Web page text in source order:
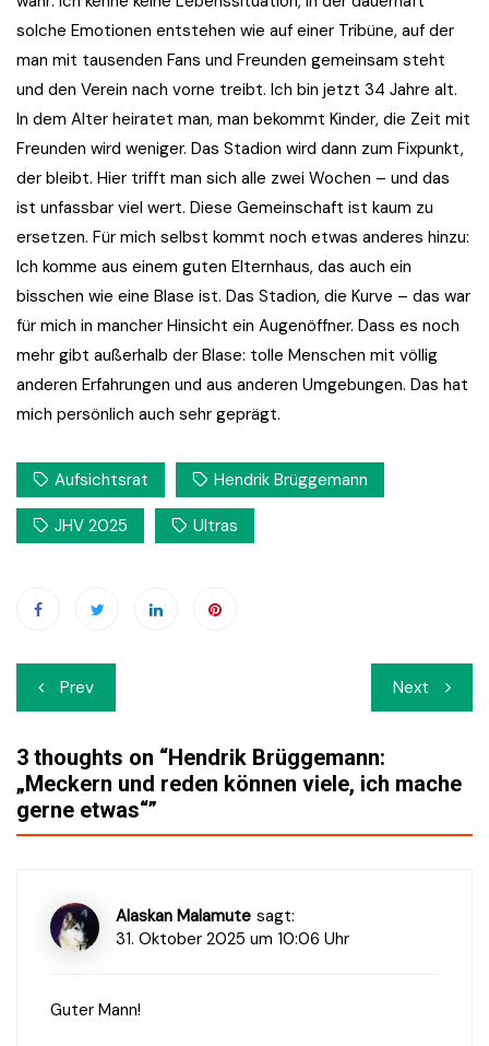
solche Emotionen entstehen wie auf einer Tribüne, auf der
man mit tausenden Fans und Freunden gemeinsam steht
und den Verein nach vorne treibt. Ich bin jetzt 34 Jahre alt.
In dem Alter heiratet man, man bekommt Kinder, die Zeit mit
Freunden wird weniger. Das Stadion wird dann zum Fixpunkt,
der bleibt. Hier trifft man sich alle zwei Wochen – und das
ist unfassbar viel wert. Diese Gemeinschaft ist kaum zu
ersetzen. Für mich selbst kommt noch etwas anderes hinzu:
Ich komme aus einem guten Elternhaus, das auch ein
bisschen wie eine Blase ist. Das Stadion, die Kurve – das war
für mich in mancher Hinsicht ein Augenöffner. Dass es noch
mehr gibt außerhalb der Blase: tolle Menschen mit völlig
anderen Erfahrungen und aus anderen Umgebungen. Das hat
mich persönlich auch sehr geprägt.
Aufsichtsrat Hendrik Brüggemann
JHV 2025 Ultras
Beitrags-
Navigation
Prev Next
3 thoughts on “Hendrik Brüggemann:
„Meckern und reden können viele, ich mache
gerne etwas“”
Alaskan Malamute sagt:
31. Oktober 2025 um 10:06 Uhr
Guter Mann!